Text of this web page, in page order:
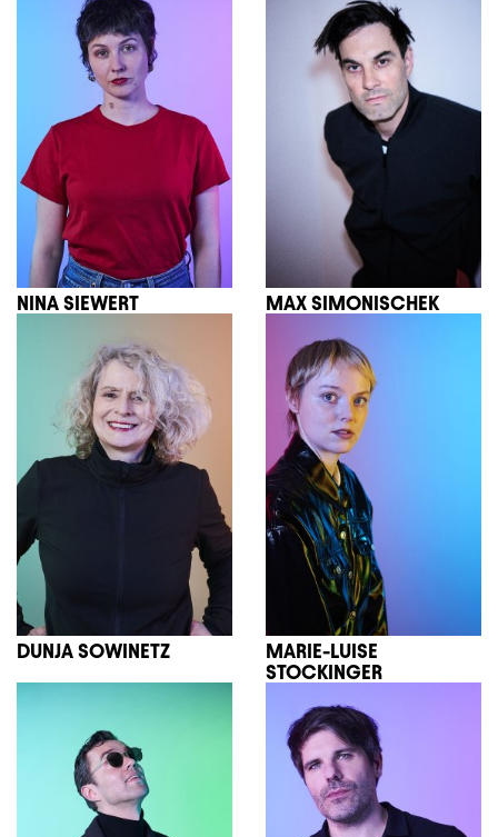
NINA SIEWERT MAX SIMONISCHEK
DUNJA SOWINETZ
MARIE-LUISE
STOCKINGER